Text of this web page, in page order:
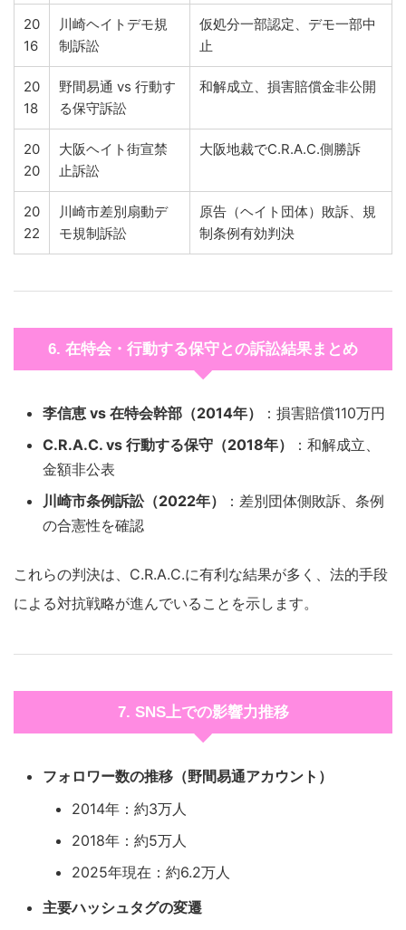
20
16
川崎ヘイトデモ規
制訴訟
仮処分一部認定、デモ一部中
止
20
18
野間易通 vs 行動す
る保守訴訟
和解成立、損害賠償金非公開
20
20
大阪ヘイト街宣禁
止訴訟
大阪地裁でC.R.A.C.側勝訴
20
22
川崎市差別扇動デ
モ規制訴訟
原告（ヘイト団体）敗訴、規
制条例有効判決
6. 在特会・行動する保守との訴訟結果まとめ
李信恵 vs 在特会幹部（2014年）
：損害賠償110万円
C.R.A.C. vs 行動する保守（2018年）
：和解成立、
金額非公表
川崎市条例訴訟（2022年）
：差別団体側敗訴、条例
の合憲性を確認
これらの判決は、C.R.A.C.に有利な結果が多く、法的手段
による対抗戦略が進んでいることを示します。
7. SNS上での影響力推移
フォロワー数の推移（野間易通アカウント）
2014年：約3万人
2018年：約5万人
2025年現在：約6.2万人
主要ハッシュタグの変遷